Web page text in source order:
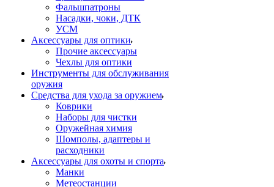
Фальшпатроны
Насадки, чоки, ДТК
УСМ
Аксессуары для оптики
Прочие аксессуары
Чехлы для оптики
Инструменты для обслуживания
оружия
Средства для ухода за оружием
Коврики
Наборы для чистки
Оружейная химия
Шомполы, адаптеры и
расходники
Аксессуары для охоты и спорта
Манки
Метеостанции